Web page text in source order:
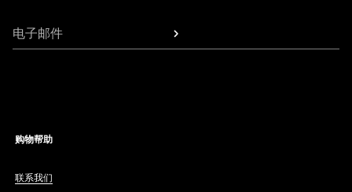
电子邮件
购物帮助
联系我们